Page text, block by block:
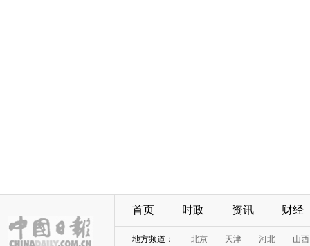
首页 时政 资讯 财经
地方频道： 北京 天津 河北
山西